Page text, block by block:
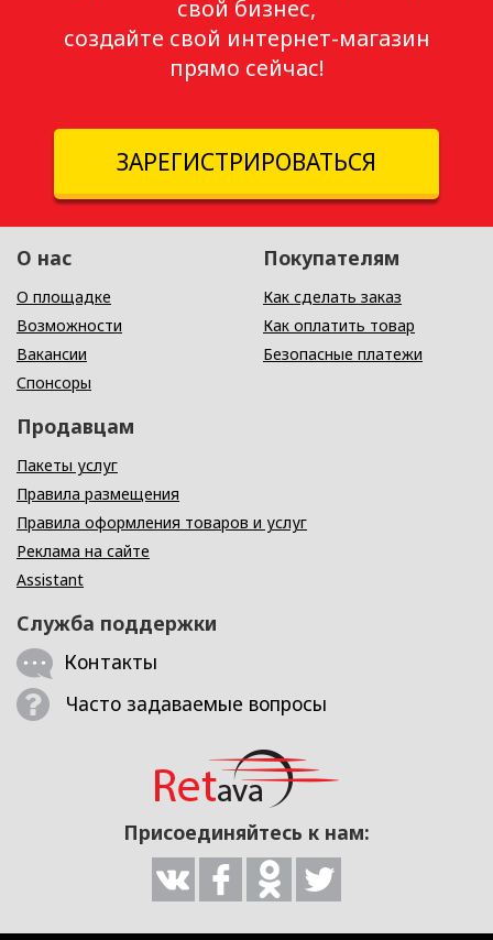
свой бизнес,
создайте свой интернет-магазин
прямо сейчас!
ЗАРЕГИСТРИРОВАТЬСЯ
О нас
О площадке
Возможности
Вакансии
Спонсоры
Покупателям
Как сделать заказ
Как оплатить товар
Безопасные платежи
Продавцам
Пакеты услуг
Правила размещения
Правила оформления товаров и услуг
Реклама на сайте
Assistant
Служба поддержки
Контакты
Часто задаваемые вопросы
Присоединяйтесь к нам: